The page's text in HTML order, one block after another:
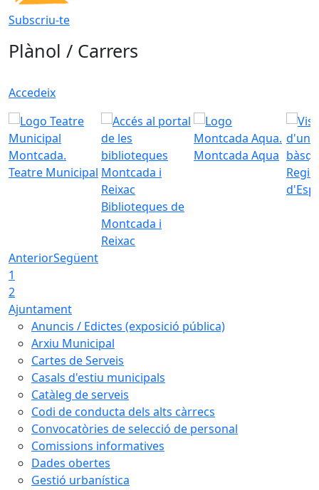
Subscriu-te
Plànol / Carrers
Accedeix
Teatre Municipal
Biblioteques de
Montcada i
Reixac
Montcada Aqua
AnteriorSegüent
1
2
Ajuntament
Anuncis / Edictes (exposició pública)
Arxiu Municipal
Cartes de Serveis
Casals d'estiu municipals
Catàleg de serveis
Codi de conducta dels alts càrrecs
Convocatòries de selecció de personal
Comissions informatives
Dades obertes
Gestió urbanística